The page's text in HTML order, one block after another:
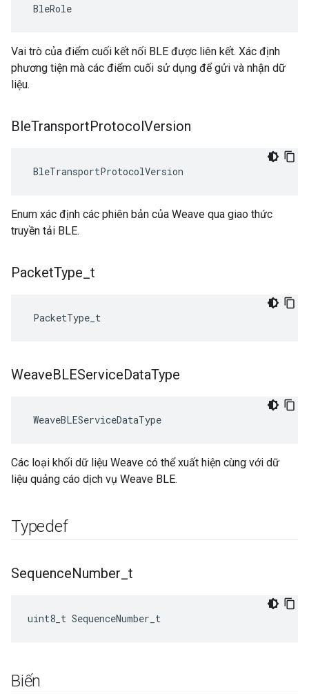
BleRole
Vai trò của điểm cuối kết nối BLE được liên kết. Xác định
phương tiện mà các điểm cuối sử dụng để gửi và nhận dữ
liệu.
BleTransportProtocolVersion
BleTransportProtocolVersion
Enum xác định các phiên bản của Weave qua giao thức
truyền tải BLE.
PacketType t
PacketType_t
WeaveBLEServiceDataType
WeaveBLEServiceDataType
Các loại khối dữ liệu Weave có thể xuất hiện cùng với dữ
liệu quảng cáo dịch vụ Weave BLE.
Typedef
SequenceNumber t
uint8_t SequenceNumber_t
Biến